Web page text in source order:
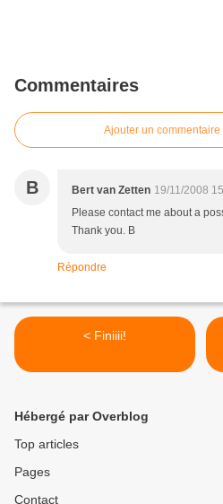
Commentaires
Ajouter un commentaire
B Bert van Zetten 19/11/2008
Please contact me about a
Thank you. B
Répondre
< Finiiii!
Hébergé par Overblog
Top articles
Pages
Contact